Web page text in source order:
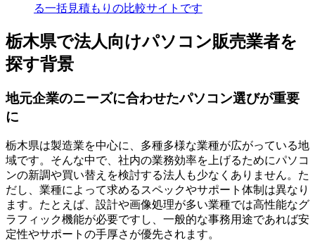
る一括見積もりの比較サイトです
栃木県で法人向けパソコン販売業者を
探す背景
地元企業のニーズに合わせたパソコン選びが重要
に
栃木県は製造業を中心に、多種多様な業種が広がっている地
域です。そんな中で、社内の業務効率を上げるためにパソコ
ンの新調や買い替えを検討する法人も少なくありません。た
だし、業種によって求めるスペックやサポート体制は異なり
ます。たとえば、設計や画像処理が多い業種では高性能なグ
ラフィック機能が必要ですし、一般的な事務用途であれば安
定性やサポートの手厚さが優先されます。